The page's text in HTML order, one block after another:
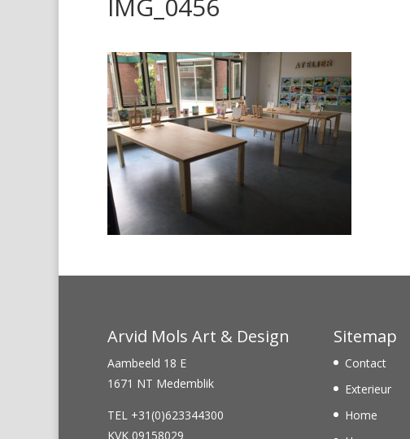
IMG_0456
Arvid Mols Art & Design
Aambeeld 18 E
1671 NT Medemblik
TEL +31(0)623344300
KVK 09158029
Sitemap
Contact
Exterieur
Home